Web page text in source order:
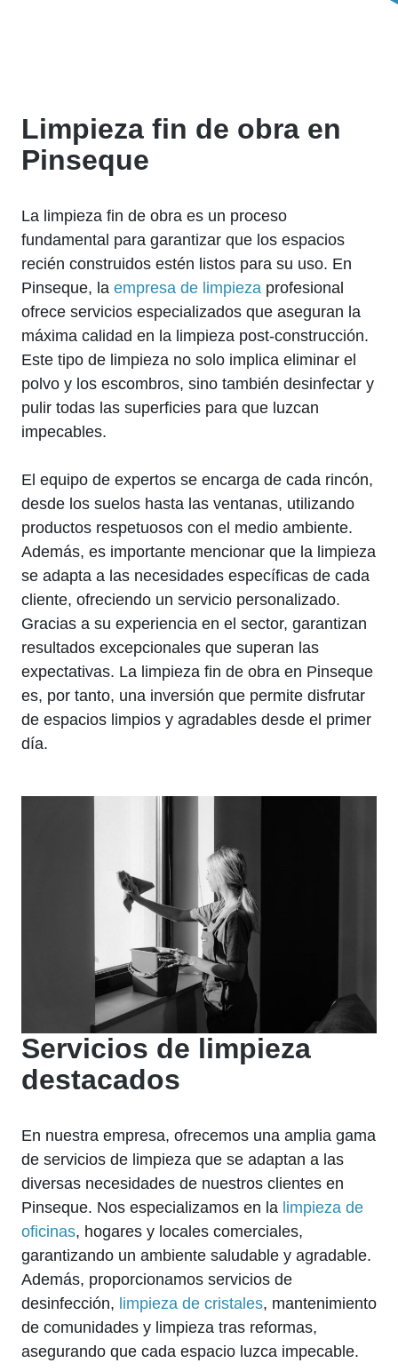
Limpieza fin de obra en
Pinseque
La limpieza fin de obra es un proceso
fundamental para garantizar que los espacios
recién construidos estén listos para su uso. En
Pinseque, la empresa de limpieza profesional
ofrece servicios especializados que aseguran la
máxima calidad en la limpieza post-construcción.
Este tipo de limpieza no solo implica eliminar el
polvo y los escombros, sino también desinfectar y
pulir todas las superficies para que luzcan
impecables.
El equipo de expertos se encarga de cada rincón,
desde los suelos hasta las ventanas, utilizando
productos respetuosos con el medio ambiente.
Además, es importante mencionar que la limpieza
se adapta a las necesidades específicas de cada
cliente, ofreciendo un servicio personalizado.
Gracias a su experiencia en el sector, garantizan
resultados excepcionales que superan las
expectativas. La limpieza fin de obra en Pinseque
es, por tanto, una inversión que permite disfrutar
de espacios limpios y agradables desde el primer
día.
Servicios de limpieza
destacados
En nuestra empresa, ofrecemos una amplia gama
de servicios de limpieza que se adaptan a las
diversas necesidades de nuestros clientes en
Pinseque. Nos especializamos en la limpieza de
oficinas, hogares y locales comerciales,
garantizando un ambiente saludable y agradable.
Además, proporcionamos servicios de
desinfección, limpieza de cristales, mantenimiento
de comunidades y limpieza tras reformas,
asegurando que cada espacio luzca impecable.